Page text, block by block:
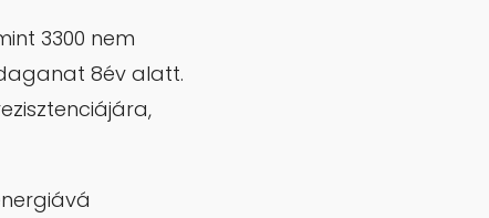
3300 nem
8év alatt.